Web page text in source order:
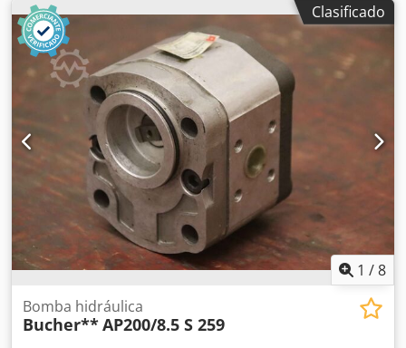
Clasificado
1 /8
Bomba hidráulica
Bucher**AP200/8.5 S 259